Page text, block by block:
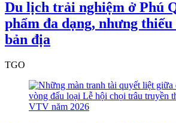
Du lịch trải nghiệm ở Phú
phẩm đa dạng, nhưng
bản địa
TGO